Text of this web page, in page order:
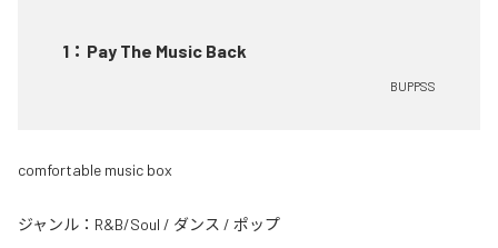
1 ： Pay The Music Back
BUPPSS
comfortable music box
ジャンル： R&B/Soul / ダンス / ポップ